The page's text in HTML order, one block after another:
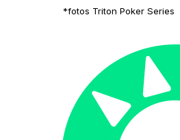
*fotos Triton Poker Series